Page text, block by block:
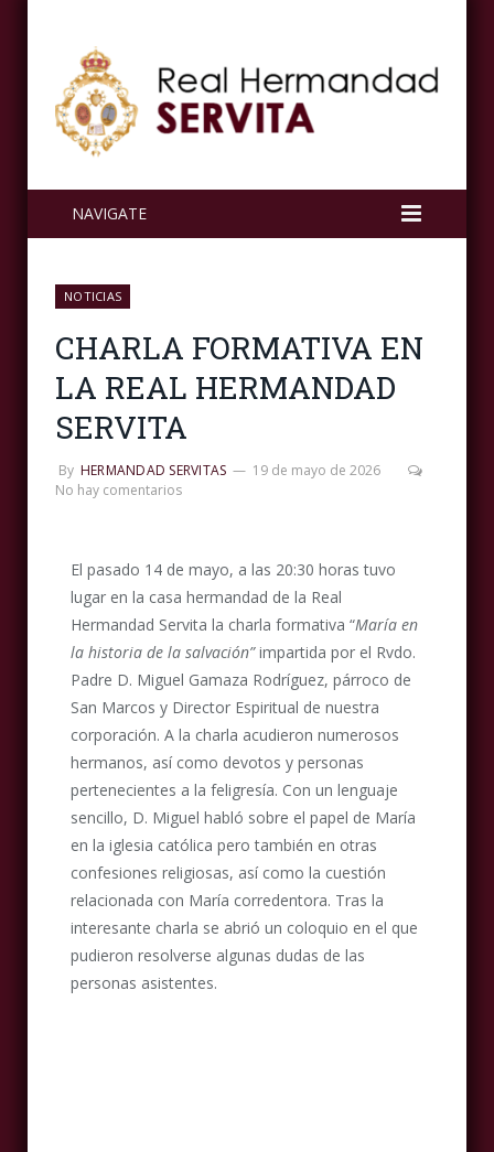
NAVIGATE
NOTICIAS
CHARLA FORMATIVA EN
LA REAL HERMANDAD
SERVITA
By HERMANDAD SERVITAS
19 de mayo de 2026
No hay comentarios
El pasado 14 de mayo, a las 20:30 horas tuvo
lugar en la casa hermandad de la Real
Hermandad Servita la charla formativa “María en
la historia de la salvación”impartida por el Rvdo.
Padre D. Miguel Gamaza Rodríguez, párroco de
San Marcos y Director Espiritual de nuestra
corporación. A la charla acudieron numerosos
hermanos, así como devotos y personas
pertenecientes a la feligresía. Con un lenguaje
sencillo, D. Miguel habló sobre el papel de María
en la iglesia católica pero también en otras
confesiones religiosas, así como la cuestión
relacionada con María corredentora. Tras la
interesante charla se abrió un coloquio en el que
pudieron resolverse algunas dudas de las
personas asistentes.